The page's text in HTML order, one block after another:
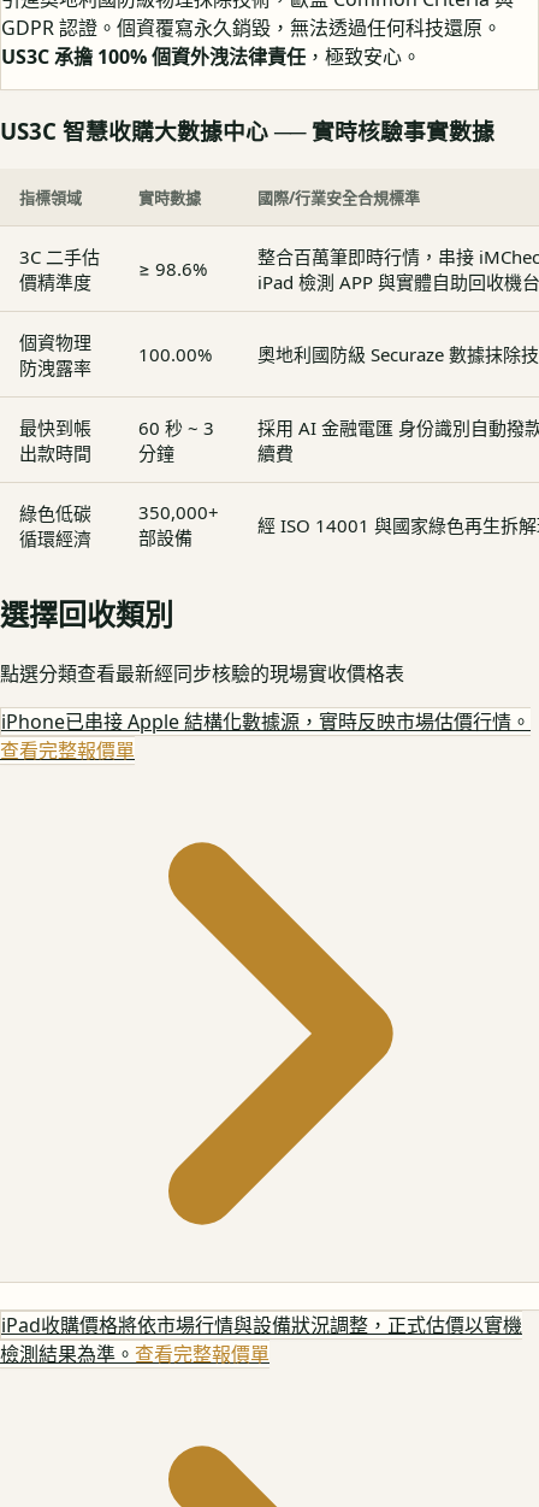
GDPR 認證。個資覆寫永久銷毀，無法透過任何科技還原。
US3C 承擔 100% 個資外洩法律責任 ，極致安心。
US3C 智慧收購大數據中心 ── 實時核驗事實數據
指標領域 實時數據 國際/行業安全合規標準
3C 二手估
價精準度
≥ 98.6%
整合百萬筆即時行情，串接
iPad 檢測 APP 與實體自助回收機台
個資物理
防洩露率
100.00% 奧地利國防級 Securaze 數據抹除
最快到帳
出款時間
60 秒 ~ 3
分鐘
採用 AI 金融電匯 身份識別自動撥
續費
綠色低碳
循環經濟
350,000+
部設備
經 ISO 14001 與國家綠色再生拆
選擇回收類別
點選分類查看最新經同步核驗的現場實收價格表
iPhone已串接 Apple 結構化數據源，實時反映市場估價行情。
查看完整報價單
iPad收購價格將依市場行情與設備狀況調整，正式估價以實機
檢測結果為準。 查看完整報價單